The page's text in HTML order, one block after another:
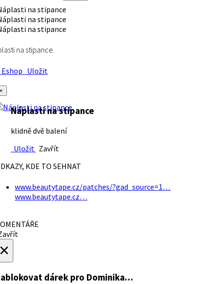
na stipance
Uložit
Náplasti na stipance
klidně dvě balení
Uložit Zavřít
KDE TO SEHNAT
www.beautytape.cz/patches/?gad_source=1…
www.beautytape.cz…
dárek pro Dominika…